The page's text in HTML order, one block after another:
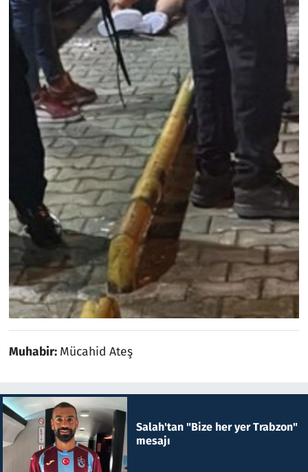
Muhabir: Mücahid Ateş
Salah'tan "Bize her yer Trabzon"
mesajı